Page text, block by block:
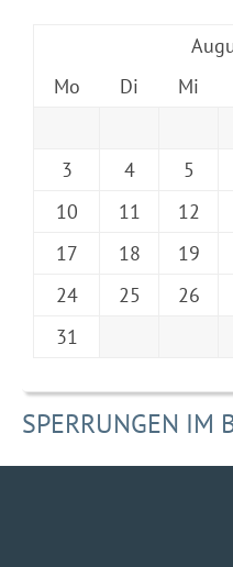
Mo
Di Mi
3
4 5
10
11 12
17
18 19
24
25 26
31
SPERRUNGEN IM